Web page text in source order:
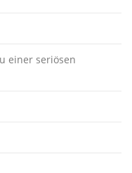
einer seriösen